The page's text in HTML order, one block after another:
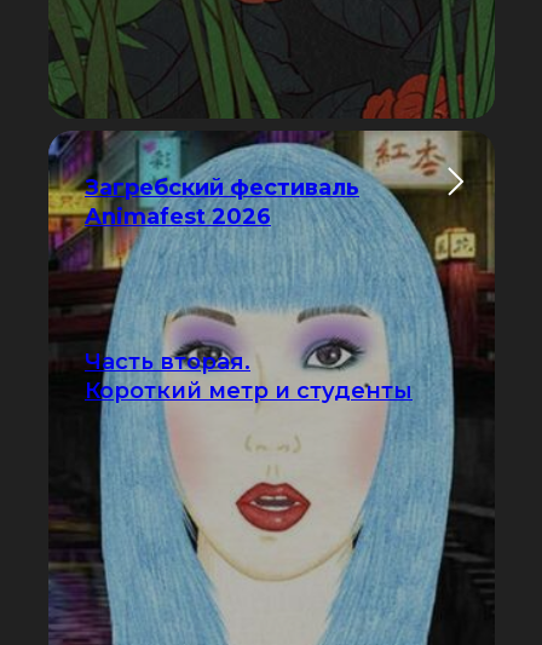
Загребский фестиваль
Animafest 2026
Часть вторая.
Короткий метр и студенты